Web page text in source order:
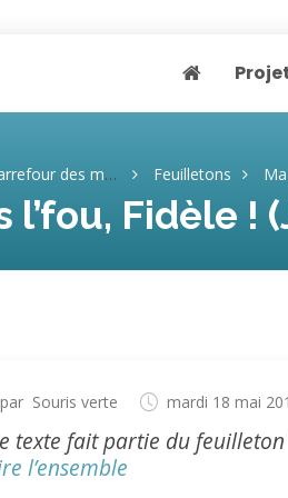
Page home
des mémoires Feuilletons Ma
l’fou, Fidèle !
par Souris verte mardi 18 mai
texte fait partie du
l’ensemble